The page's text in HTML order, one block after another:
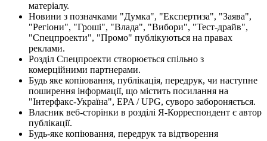
матеріалу.
Новини з позначками "Думка", "Експертиза", "Заява",
"Регіони", "Гроші", "Влада", "Вибори", "Тест-драйв",
"Спецпроекти", "Промо" публікуються на правах
реклами.
Розділ Спецпроекти створюється спільно з
комерційними партнерами.
Будь яке копіювання, публікація, передрук, чи наступне
поширення інформації, що містить посилання на
"Інтерфакс-Україна", EPA / UPG, суворо забороняється.
Власник веб-сторінки в розділі Я-Корреспондент є автор
публікації.
Будь-яке копіювання, передрук та відтворення